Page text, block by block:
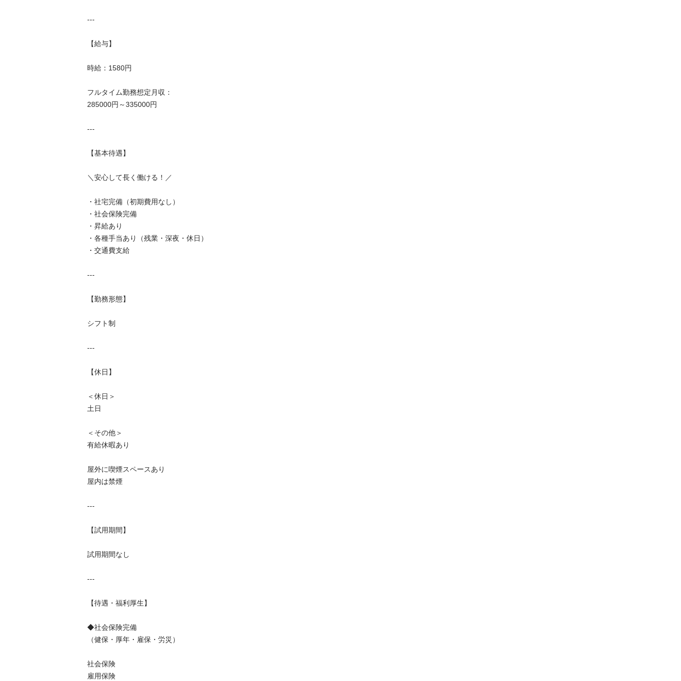
---
【給与】
時給：1580円
フルタイム勤務想定月収：
285000円～335000円
---
【基本待遇】
＼安心して長く働ける！／
・社宅完備（初期費用なし）
・社会保険完備
・昇給あり
・各種手当あり（残業・深夜・休日）
・交通費支給
---
【勤務形態】
シフト制
---
【休日】
＜休日＞
土日
＜その他＞
有給休暇あり
屋外に喫煙スペースあり
屋内は禁煙
---
【試用期間】
試用期間なし
---
【待遇・福利厚生】
◆社会保険完備
（健保・厚年・雇保・労災）
社会保険
雇用保険